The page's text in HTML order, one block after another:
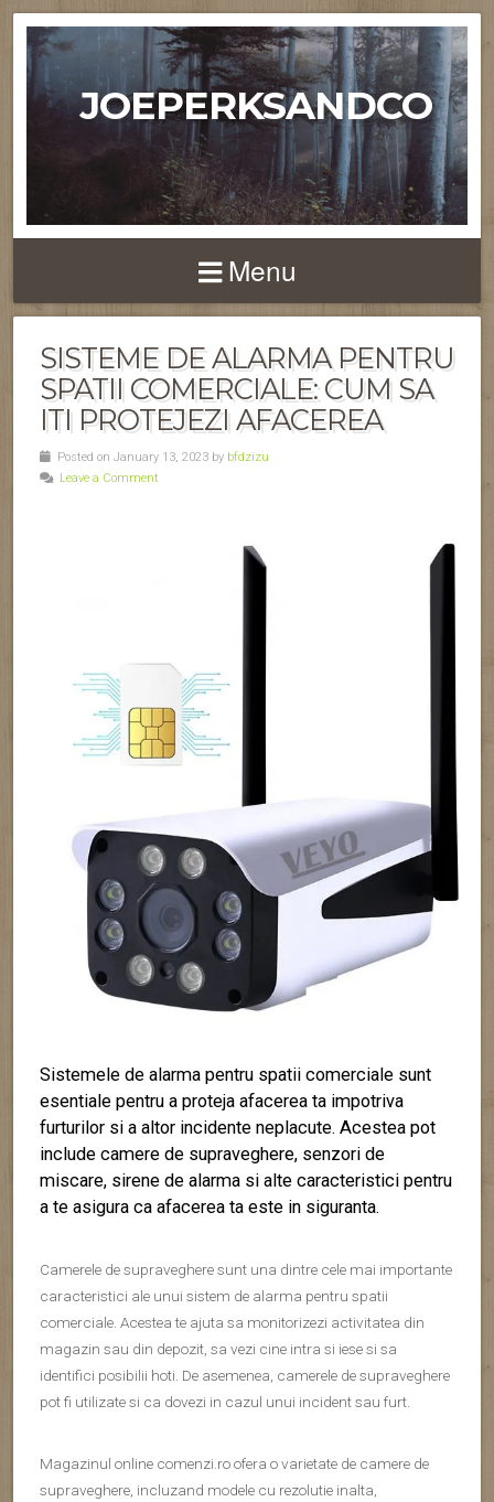
JOEPERKSANDCO
Menu
SISTEME DE ALARMA PENTRU
SPATII COMERCIALE: CUM SA
ITI PROTEJEZI AFACEREA
Posted on January 13, 2023 by bfdzizu
Leave a Comment
Sistemele de alarma pentru spatii comerciale sunt
esentiale pentru a proteja afacerea ta impotriva
furturilor si a altor incidente neplacute. Acestea pot
include camere de supraveghere, senzori de
miscare, sirene de alarma si alte caracteristici pentru
a te asigura ca afacerea ta este in siguranta.
Camerele de supraveghere sunt una dintre cele mai importante
caracteristici ale unui sistem de alarma pentru spatii
comerciale. Acestea te ajuta sa monitorizezi activitatea din
magazin sau din depozit, sa vezi cine intra si iese si sa
identifici posibilii hoti. De asemenea, camerele de supraveghere
pot fi utilizate si ca dovezi in cazul unui incident sau furt.
Magazinul online comenzi.ro ofera o varietate de camere de
supraveghere, incluzand modele cu rezolutie inalta,